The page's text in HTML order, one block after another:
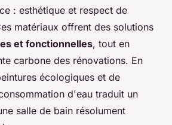
: esthétique et respect de
matériaux offrent des solutions
et fonctionnelles, tout en
carbone des rénovations. En
écologiques et de
d'eau traduit un
salle de bain résolument